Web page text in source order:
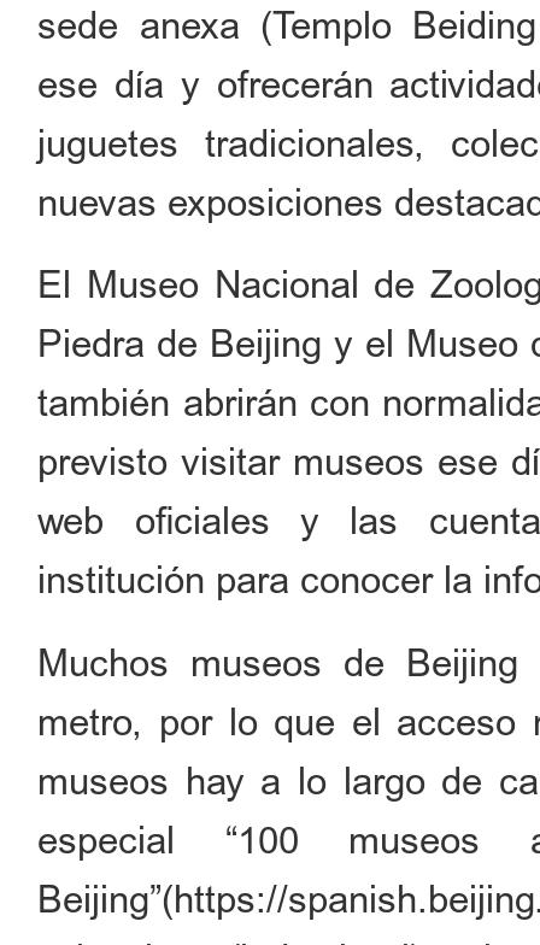
sede anexa (Templo
ese día y ofrecerán
juguetes tradicionales,
nuevas exposiciones
El Museo Nacional de
Piedra de Beijing y el Museo
también abrirán con
previsto visitar museos ese
web oficiales y las
institución para conocer la
Muchos museos de
metro, por lo que el acceso
museos hay a lo largo de
especial “100
Beijing”(https://